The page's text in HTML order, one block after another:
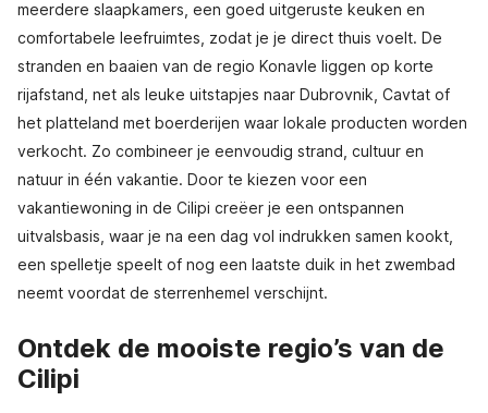
meerdere slaapkamers, een goed uitgeruste keuken en
comfortabele leefruimtes, zodat je je direct thuis voelt. De
stranden en baaien van de regio Konavle liggen op korte
rijafstand, net als leuke uitstapjes naar Dubrovnik, Cavtat of
het platteland met boerderijen waar lokale producten worden
verkocht. Zo combineer je eenvoudig strand, cultuur en
natuur in één vakantie. Door te kiezen voor een
vakantiewoning in de Cilipi creëer je een ontspannen
uitvalsbasis, waar je na een dag vol indrukken samen kookt,
een spelletje speelt of nog een laatste duik in het zwembad
neemt voordat de sterrenhemel verschijnt.
Ontdek de mooiste regio’s van de
Cilipi